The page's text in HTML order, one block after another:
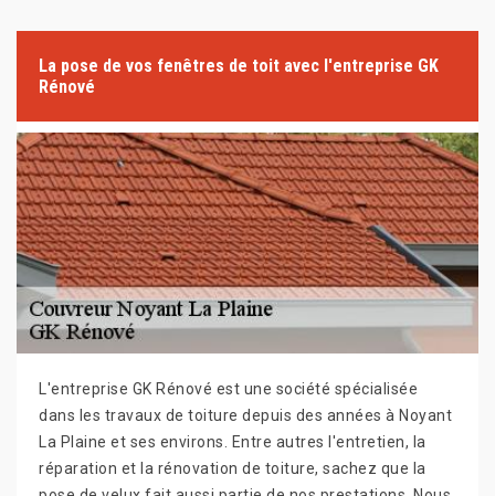
La pose de vos fenêtres de toit avec l'entreprise GK
Rénové
L'entreprise GK Rénové est une société spécialisée
dans les travaux de toiture depuis des années à Noyant
La Plaine et ses environs. Entre autres l'entretien, la
réparation et la rénovation de toiture, sachez que la